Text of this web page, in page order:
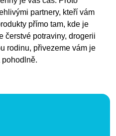
partnery, kteří vám
přímo tam, kde je
čerstvé potraviny, drogerii
rodinu, přivezeme vám je
pohodlně.